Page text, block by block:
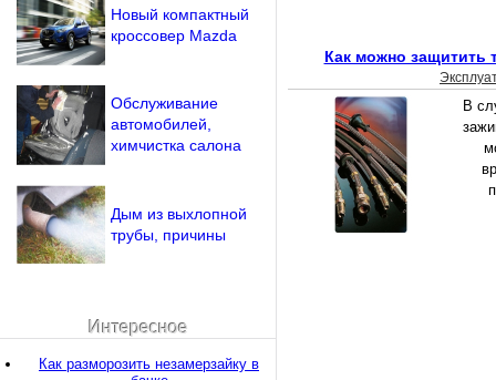
Как можно защитить
В
Новый компактный
кроссовер Mazda
Обслуживание
автомобилей,
химчистка салона
Дым из выхлопной
трубы, причины
Интересное
Как разморозить незамерзайку в